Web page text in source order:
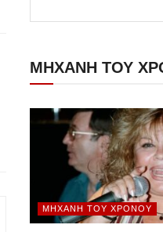
ΜΗΧΑΝΗ ΤΟΥ
ΜΗΧΑΝΉ ΤΟΥ ΧΡΌΝΟΥ